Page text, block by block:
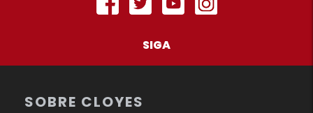
SIGA
SOBRE CLOYES